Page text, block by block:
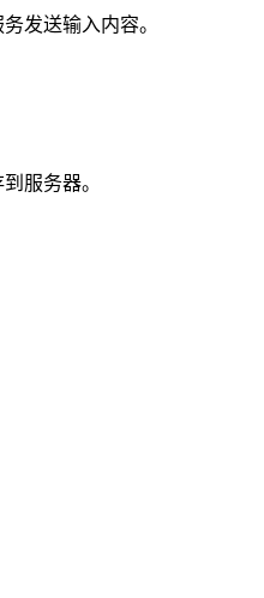
发送输入内容。
服务器。